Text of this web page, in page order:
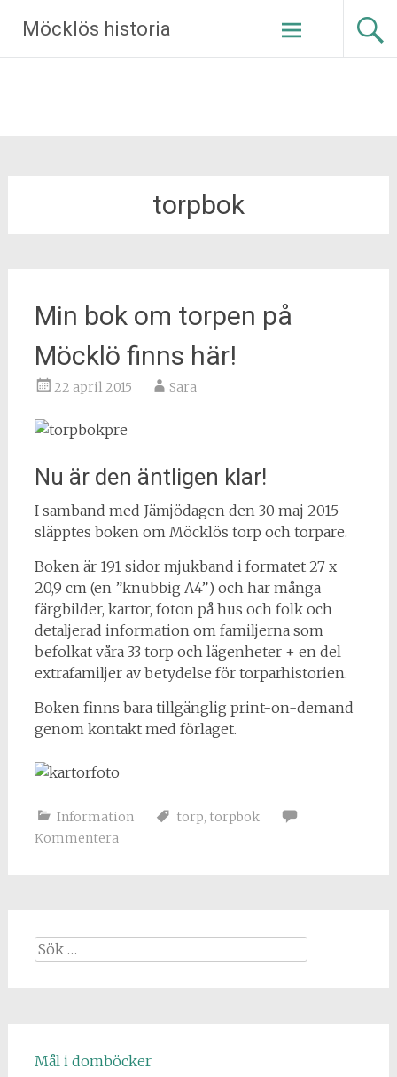
innehåll
Möcklös historia
torpbok
Min bok om torpen på
Möcklö finns här!
22 april 2015 Sara
Nu är den äntligen klar!
I samband med Jämjödagen den 30 maj 2015
släpptes boken om Möcklös torp och torpare.
Boken är 191 sidor mjukband i formatet 27 x
20,9 cm (en ”knubbig A4”) och har många
färgbilder, kartor, foton på hus och folk och
detaljerad information om familjerna som
befolkat våra 33 torp och lägenheter + en del
extrafamiljer av betydelse för torparhistorien.
Boken finns bara tillgänglig print-on-demand
genom kontakt med förlaget.
Information torp, torpbok
Kommentera
Sök
Mål i domböcker